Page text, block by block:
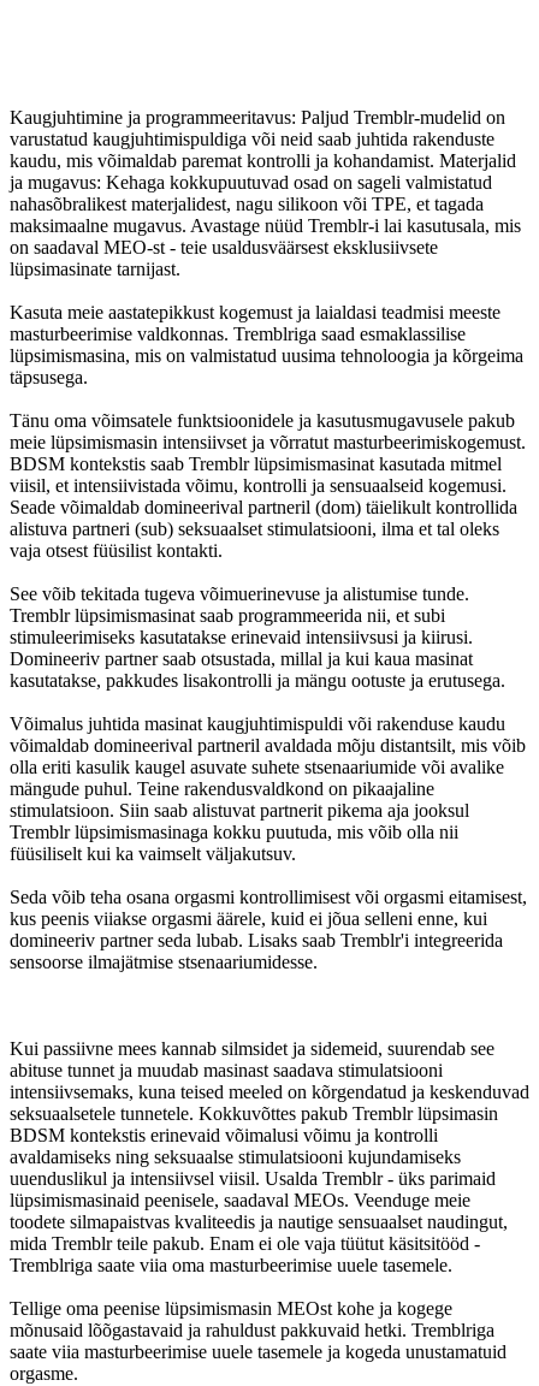
Kaugjuhtimine ja programmeeritavus: Paljud Tremblr-mudelid on
varustatud kaugjuhtimispuldiga või neid saab juhtida rakenduste
kaudu, mis võimaldab paremat kontrolli ja kohandamist. Materjalid
ja mugavus: Kehaga kokkupuutuvad osad on sageli valmistatud
nahasõbralikest materjalidest, nagu silikoon või TPE, et tagada
maksimaalne mugavus. Avastage nüüd Tremblr-i lai kasutusala, mis
on saadaval MEO-st - teie usaldusväärsest eksklusiivsete
lüpsimasinate tarnijast.
Kasuta meie aastatepikkust kogemust ja laialdasi teadmisi meeste
masturbeerimise valdkonnas. Tremblriga saad esmaklassilise
lüpsimismasina, mis on valmistatud uusima tehnoloogia ja kõrgeima
täpsusega.
Tänu oma võimsatele funktsioonidele ja kasutusmugavusele pakub
meie lüpsimismasin intensiivset ja võrratut masturbeerimiskogemust.
BDSM kontekstis saab Tremblr lüpsimismasinat kasutada mitmel
viisil, et intensiivistada võimu, kontrolli ja sensuaalseid kogemusi.
Seade võimaldab domineerival partneril (dom) täielikult kontrollida
alistuva partneri (sub) seksuaalset stimulatsiooni, ilma et tal oleks
vaja otsest füüsilist kontakti.
See võib tekitada tugeva võimuerinevuse ja alistumise tunde.
Tremblr lüpsimismasinat saab programmeerida nii, et subi
stimuleerimiseks kasutatakse erinevaid intensiivsusi ja kiirusi.
Domineeriv partner saab otsustada, millal ja kui kaua masinat
kasutatakse, pakkudes lisakontrolli ja mängu ootuste ja erutusega.
Võimalus juhtida masinat kaugjuhtimispuldi või rakenduse kaudu
võimaldab domineerival partneril avaldada mõju distantsilt, mis võib
olla eriti kasulik kaugel asuvate suhete stsenaariumide või avalike
mängude puhul. Teine rakendusvaldkond on pikaajaline
stimulatsioon. Siin saab alistuvat partnerit pikema aja jooksul
Tremblr lüpsimismasinaga kokku puutuda, mis võib olla nii
füüsiliselt kui ka vaimselt väljakutsuv.
Seda võib teha osana orgasmi kontrollimisest või orgasmi eitamisest,
kus peenis viiakse orgasmi äärele, kuid ei jõua selleni enne, kui
domineeriv partner seda lubab. Lisaks saab Tremblr'i integreerida
sensoorse ilmajätmise stsenaariumidesse.
Kui passiivne mees kannab silmsidet ja sidemeid, suurendab see
abituse tunnet ja muudab masinast saadava stimulatsiooni
intensiivsemaks, kuna teised meeled on kõrgendatud ja keskenduvad
seksuaalsetele tunnetele. Kokkuvõttes pakub Tremblr lüpsimasin
BDSM kontekstis erinevaid võimalusi võimu ja kontrolli
avaldamiseks ning seksuaalse stimulatsiooni kujundamiseks
uuenduslikul ja intensiivsel viisil. Usalda Tremblr - üks parimaid
lüpsimismasinaid peenisele, saadaval MEOs. Veenduge meie
toodete silmapaistvas kvaliteedis ja nautige sensuaalset naudingut,
mida Tremblr teile pakub. Enam ei ole vaja tüütut käsitsitööd -
Tremblriga saate viia oma masturbeerimise uuele tasemele.
Tellige oma peenise lüpsimismasin MEOst kohe ja kogege
mõnusaid lõõgastavaid ja rahuldust pakkuvaid hetki. Tremblriga
saate viia masturbeerimise uuele tasemele ja kogeda unustamatuid
orgasme.